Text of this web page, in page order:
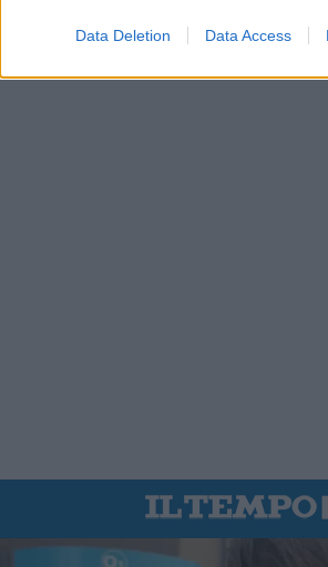
Data Deletion Data Access